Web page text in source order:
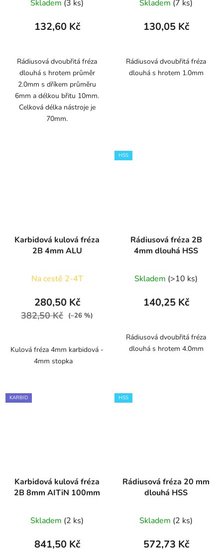
Skladem (3 ks)
132,60 Kč
Rádiusová dvoubřitá fréza
dlouhá s hrotem průměr
2.0mm s dříkem průměru
6mm a délkou břitu 10mm.
Celková délka nástroje je
70mm.
Skladem (7 ks)
130,05 Kč
Rádiusová dvoubřitá fréza
dlouhá s hrotem 1.0mm
Karbidová kulová fréza
2B 4mm ALU
Na cestě 2-4T
280,50 Kč
382,50 Kč (–26 %)
Kulová fréza 4mm karbidová -
4mm stopka
HSS
Rádiusová fréza 2B
4mm dlouhá HSS
Skladem (>10 ks)
140,25 Kč
Rádiusová dvoubřitá fréza
dlouhá s hrotem 4.0mm
KARBID
Karbidová kulová fréza
2B 8mm AITiN 100mm
Skladem (2 ks)
841,50 Kč
HSS
Rádiusová fréza 20 mm
dlouhá HSS
Skladem (2 ks)
572,73 Kč